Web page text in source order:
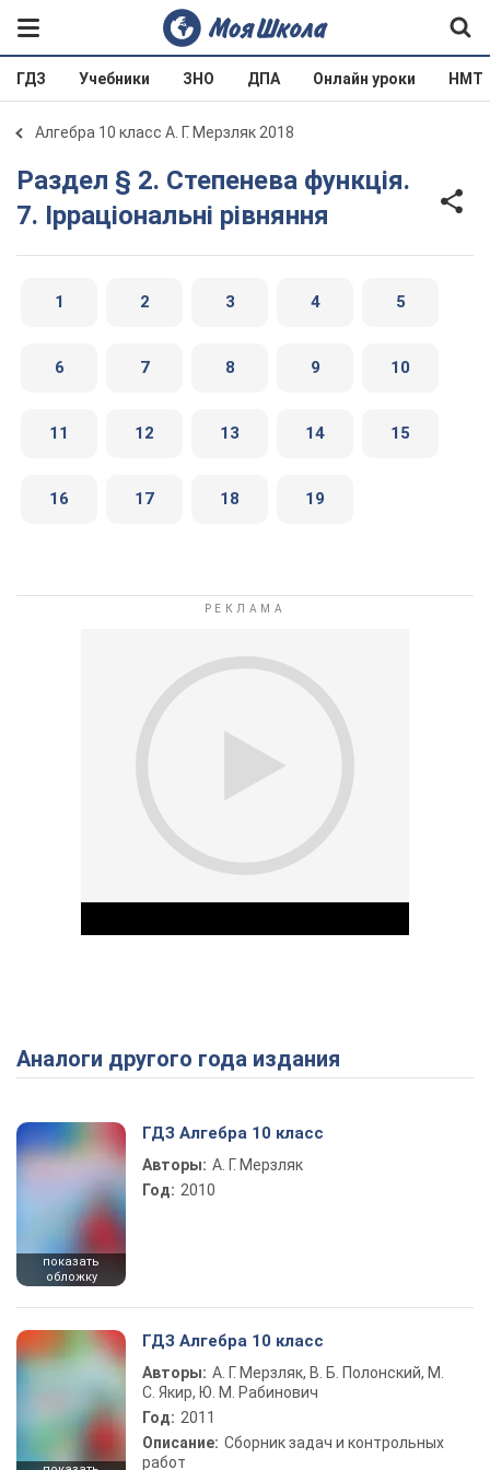
ГДЗ Учебники ЗНО ДПА Онлайн уроки НМТ
Алгебра 10 класс А. Г. Мерзляк 2018
Раздел § 2. Степенева функція.
7. Ірраціональні рівняння
1 2 3 4 5
6 7 8 9 10
11 12 13 14 15
16 17 18 19
Play Video
Аналоги другого года издания
показать
обложку
ГДЗ Алгебра 10 класс
Авторы: А. Г. Мерзляк
Год: 2010
ГДЗ Алгебра 10 класс
Авторы: А. Г. Мерзляк, В. Б. Полонский, М.
С. Якир, Ю. М. Рабинович
Год: 2011
Описание: Сборник задач и контрольных
работ